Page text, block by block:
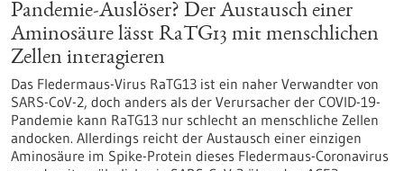
Pandemie-Auslöser? Der Austausch einer
Aminosäure lässt RaTG13 mit menschlichen
Zellen interagieren
Das Fledermaus-Virus RaTG13 ist ein naher Verwandter von
SARS-CoV-2, doch anders als der Verursacher der COVID-19-
Pandemie kann RaTG13 nur schlecht an menschliche Zellen
andocken. Allerdings reicht der Austausch einer einzigen
Aminosäure im Spike-Protein dieses Fledermaus-Coronavirus